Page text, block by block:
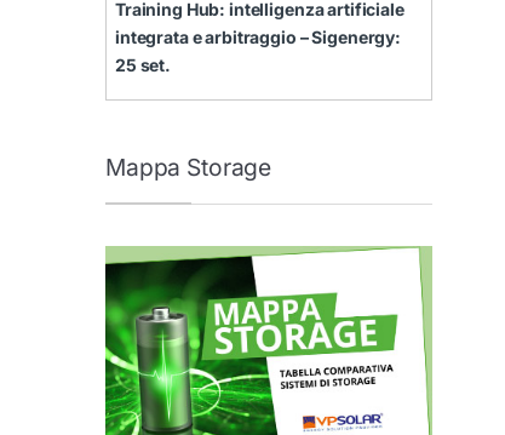
Training Hub: intelligenza artificiale
integrata e arbitraggio – Sigenergy:
25 set.
Mappa Storage